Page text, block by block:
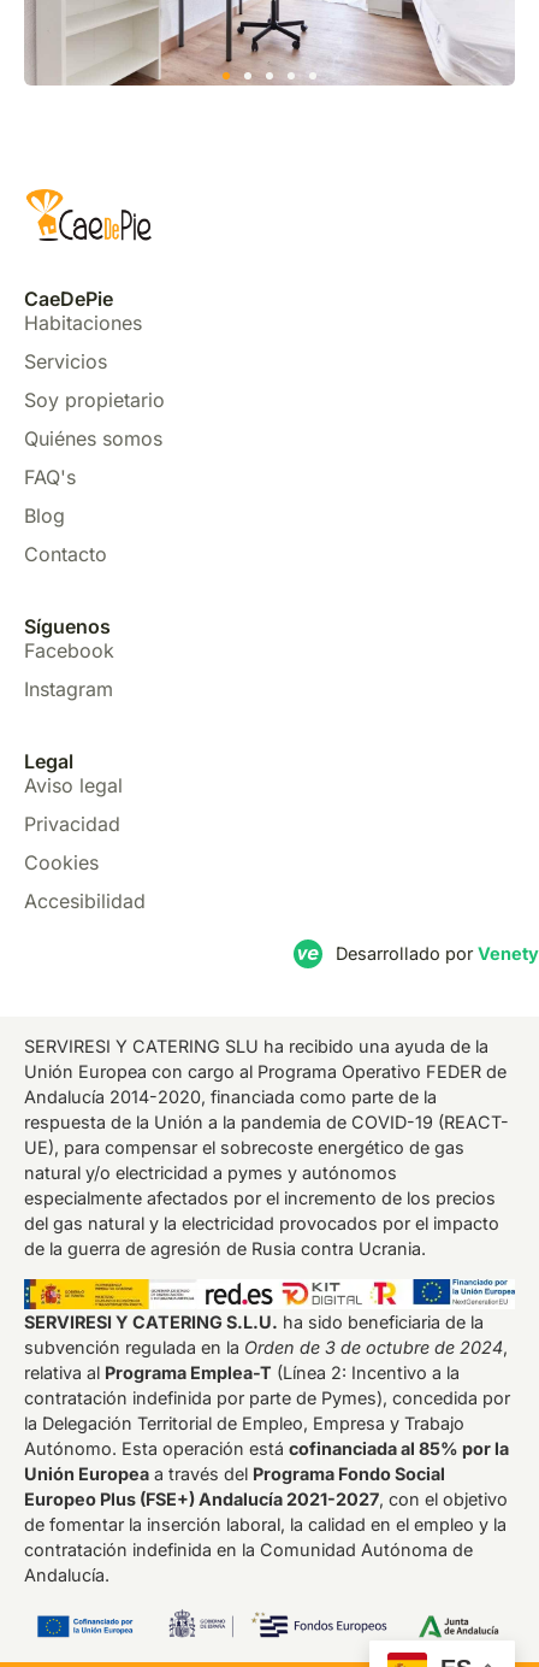
CaeDePie
Habitaciones
Servicios
Soy propietario
Quiénes somos
FAQ's
Blog
Contacto
Síguenos
Facebook
Instagram
Legal
Aviso legal
Privacidad
Cookies
Accesibilidad
Desarrollado porVenety
SERVIRESI Y CATERING SLU ha recibido una ayuda de la
Unión Europea con cargo al Programa Operativo FEDER de
Andalucía 2014-2020, financiada como parte de la
respuesta de la Unión a la pandemia de COVID-19 (REACT-
UE), para compensar el sobrecoste energético de gas
natural y/o electricidad a pymes y autónomos
especialmente afectados por el incremento de los precios
del gas natural y la electricidad provocados por el impacto
de la guerra de agresión de Rusia contra Ucrania.
SERVIRESI Y CATERING S.L.U. ha sido beneficiaria de la
subvención regulada en la Orden de 3 de octubre de 2024,
relativa al Programa Emplea-T (Línea 2: Incentivo a la
contratación indefinida por parte de Pymes), concedida por
la Delegación Territorial de Empleo, Empresa y Trabajo
Autónomo. Esta operación está cofinanciada al 85% por la
Unión Europea a través del Programa Fondo Social
Europeo Plus (FSE+) Andalucía 2021-2027, con el objetivo
de fomentar la inserción laboral, la calidad en el empleo y la
contratación indefinida en la Comunidad Autónoma de
Andalucía.